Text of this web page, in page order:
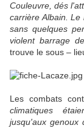
Couleuvre, dés
carrière Albain. Le
sans quelques
violent barrage
trouve le sous –
Les combats
climatiques
jusqu'aux genoux